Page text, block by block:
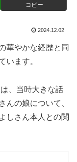
コピー
2024.12.02
華やかな経歴と同
います。
、当時大きな話
んの娘について、
しさん本人との関